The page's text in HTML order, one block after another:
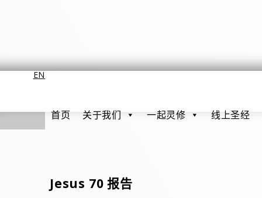
首页 关于我们 一起灵修 线上圣经
EN
Jesus 70 报告